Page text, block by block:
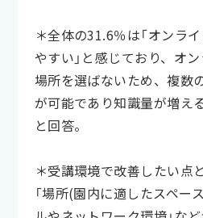
＊全体の31.6％は「オンラ
やすい」と感じており、オ
場所を選ばないため、複数
が可能であり知識量が増え
と回答。
＊受講環境で改善したい点
「場所(園内に適したスペー